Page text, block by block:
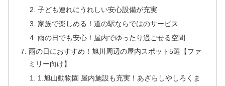
子ども連れにうれしい安心設備が充実
家族で楽しめる！道の駅ならではのサービス
雨の日でも安心！屋内でゆったり過ごせる空間
雨の日におすすめ！旭川周辺の屋内スポット5選【ファ
ミリー向け】
1.旭山動物園 屋内施設も充実！あざらしやしろくま